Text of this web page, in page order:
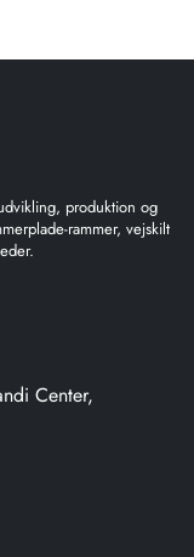
produktion og
rammer, vejskilt
Center,